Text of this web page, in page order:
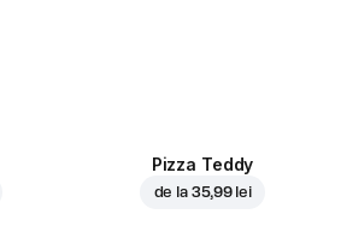
Pizza Teddy
de la 35,99 lei